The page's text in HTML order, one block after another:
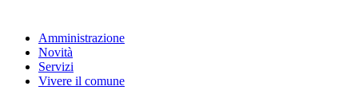
Amministrazione
Novità
Servizi
Vivere il comune